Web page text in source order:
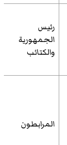
رئيس
الجمهورية
والكتائب
المرابطون